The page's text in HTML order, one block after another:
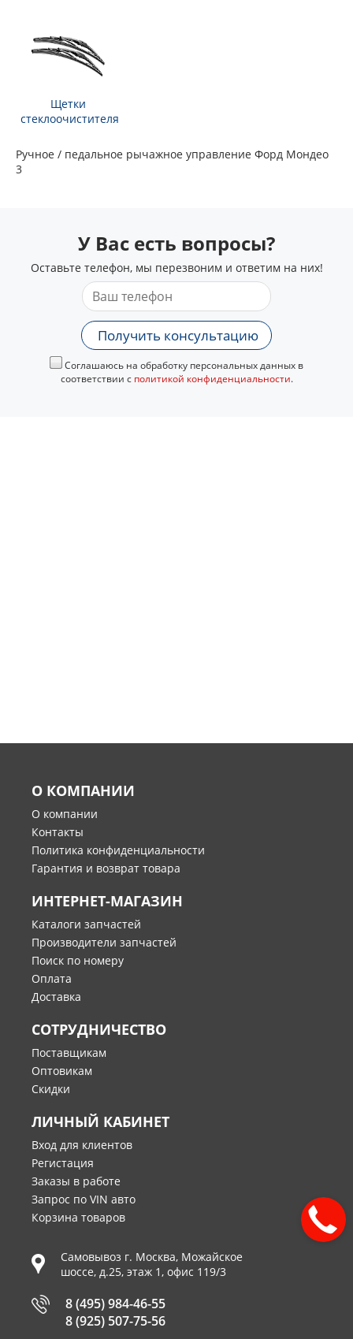
Щетки
стеклоочистителя
Ручное / педальное рычажное управление Форд Мондео
3
У Вас есть вопросы?
Оставьте телефон, мы перезвоним и ответим на них!
Получить консультацию
Соглашаюсь на обработку персональных данных в
соответствии с политикой конфиденциальности.
О КОМПАНИИ
О компании
Контакты
Политика конфиденциальности
Гарантия и возврат товара
ИНТЕРНЕТ-МАГАЗИН
Каталоги запчастей
Производители запчастей
Поиск по номеру
Оплата
Доставка
СОТРУДНИЧЕСТВО
Поставщикам
Оптовикам
Скидки
ЛИЧНЫЙ КАБИНЕТ
Вход для клиентов
Регистация
Заказы в работе
Запрос по VIN авто
Корзина товаров
Самовывоз г. Москва, Можайское
шоссе, д.25, этаж 1, офис 119/3
8 (495) 984-46-55
8 (925) 507-75-56